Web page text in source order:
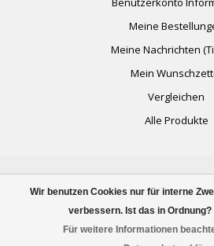
Wir benutzen Cookies nur für interne
verbessern. Ist das in Ordnung?
Für weitere Informationen
Meine
Meine Nachrichten
Mein
Vergleichen
Alle Produkte
© Copyright 2026